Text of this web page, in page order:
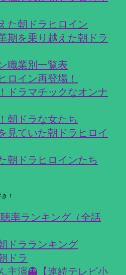
た朝ドラヒロイン
期を乗り越えた朝ドラ
職業別一覧表
ロイン再登場！
ドラマチックなオンナ
朝ドラな女たち
見ていた朝ドラヒロイ
朝ドラヒロインたち
！
率ランキング（全話
ドラランキング
ドラ
主演👻【連続テレビ小